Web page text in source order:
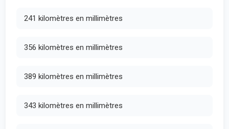
241 kilomètres en millimètres
356 kilomètres en millimètres
389 kilomètres en millimètres
343 kilomètres en millimètres